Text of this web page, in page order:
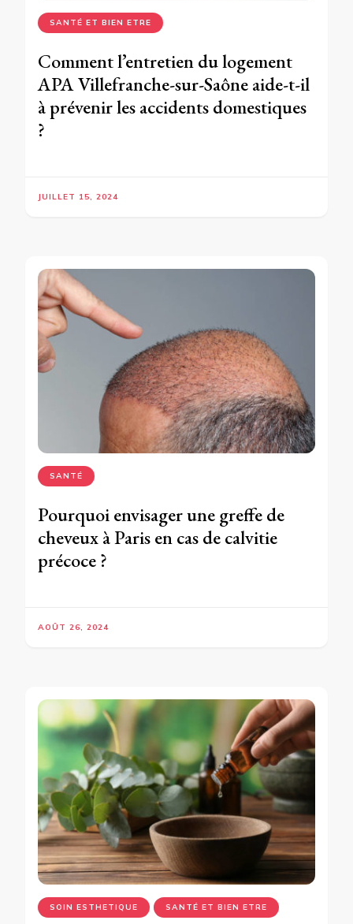
SANTÉ ET BIEN ETRE
Comment l’entretien du logement
APA Villefranche-sur-Saône aide-t-il
à prévenir les accidents domestiques
?
JUILLET 15, 2024
SANTÉ
Pourquoi envisager une greffe de
cheveux à Paris en cas de calvitie
précoce ?
AOÛT 26, 2024
SOIN ESTHETIQUE SANTÉ ET BIEN ETRE